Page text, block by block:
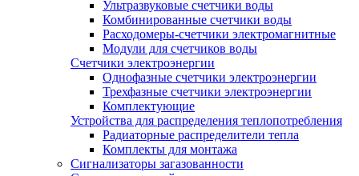
Ультразвуковые счетчики воды
Комбинированные счетчики воды
Расходомеры-счетчики электромагнитные
Модули для счетчиков воды
Счетчики электроэнергии
Однофазные счетчики электроэнергии
Трехфазные счетчики электроэнергии
Комплектующие
Устройства для распределения теплопотребления
Радиаторные распределители тепла
Комплекты для монтажа
Сигнализаторы загазованности